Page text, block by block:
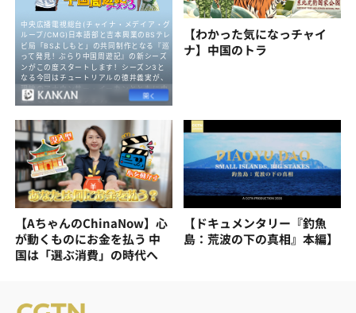
【わかった気になっチャイ
ナ】中国のトラ
【AちゃんのChinaNow】心
が動くものにお金を払う 中
国は「選ぶ消費」の時代へ
【ドキュメンタリー『釣魚
島：荒波の下の真相』本編】